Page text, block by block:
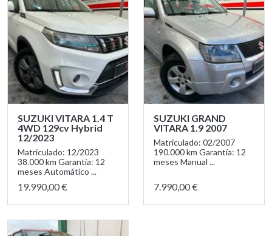
SUZUKI VITARA 1.4 T
4WD 129cv Hybrid
12/2023
Matriculado: 12/2023
38.000 km Garantía: 12
meses Automático ...
19.990,00 €
SUZUKI GRAND
VITARA 1.9 2007
Matriculado: 02/2007
190.000 km Garantía: 12
meses Manual ...
7.990,00 €